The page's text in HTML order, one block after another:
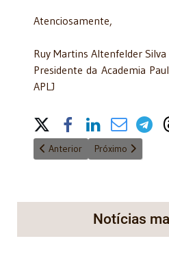
Atenciosamente,
Ruy Martins Altenfelder Silva
Presidente da Academia
APLJ
Share on Social
Artigo anterior: Missa de
Anterior Próximo artigo:
Próximo
Notícias